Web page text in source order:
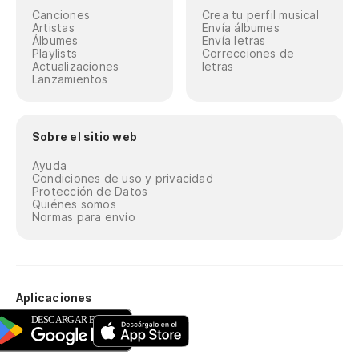
Canciones
Artistas
Álbumes
Playlists
Actualizaciones
Lanzamientos
Crea tu perfil musical
Envía álbumes
Envía letras
Correcciones de
letras
Sobre el sitio web
Ayuda
Condiciones de uso y privacidad
Protección de Datos
Quiénes somos
Normas para envío
Aplicaciones